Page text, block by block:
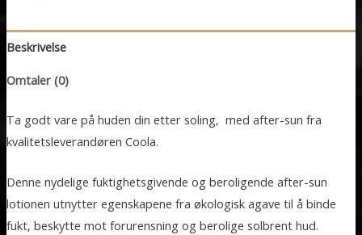
Beskrivelse
Omtaler (0)
Ta godt vare på huden din etter soling, med after-sun fra
kvalitetsleverandøren Coola.
Denne nydelige fuktighetsgivende og beroligende after-sun
lotionen utnytter egenskapene fra økologisk agave til å binde
fukt, beskytte mot forurensning og berolige solbrent hud.